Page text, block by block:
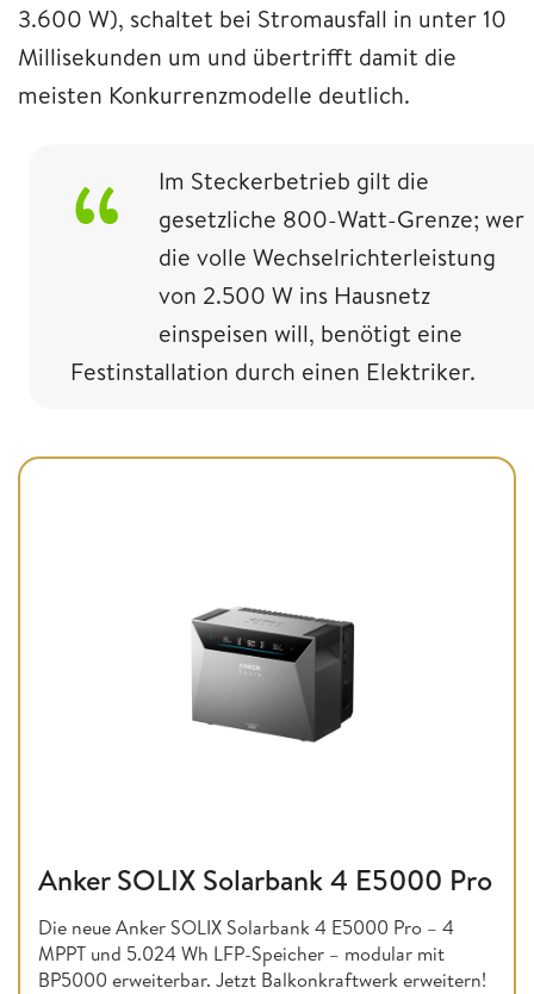
3.600 W), schaltet bei Stromausfall in unter 10
Millisekunden um und übertrifft damit die
meisten Konkurrenzmodelle deutlich.
Im Steckerbetrieb gilt die
gesetzliche 800-Watt-Grenze; wer
die volle Wechselrichterleistung
von 2.500 W ins Hausnetz
einspeisen will, benötigt eine
Festinstallation durch einen Elektriker.
Anker SOLIX Solarbank 4 E5000 Pro
Die neue Anker SOLIX Solarbank 4 E5000 Pro – 4
MPPT und 5.024 Wh LFP-Speicher – modular mit
BP5000 erweiterbar. Jetzt Balkonkraftwerk erweitern!